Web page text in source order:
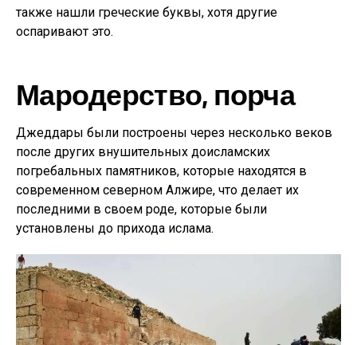
также нашли греческие буквы, хотя другие
оспаривают это.
Мародерство, порча
Джеддары были построены через несколько веков
после других внушительных доисламских
погребальных памятников, которые находятся в
современном северном Алжире, что делает их
последними в своем роде, которые были
установлены до прихода ислама.